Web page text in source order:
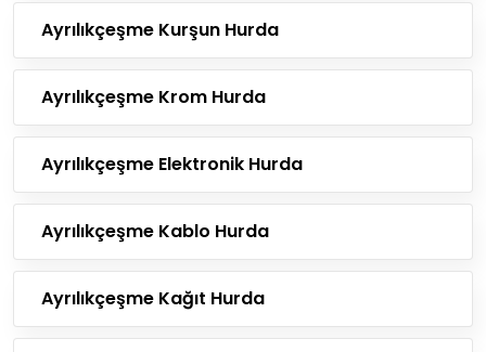
Ayrılıkçeşme Kurşun Hurda
Ayrılıkçeşme Krom Hurda
Ayrılıkçeşme Elektronik Hurda
Ayrılıkçeşme Kablo Hurda
Ayrılıkçeşme Kağıt Hurda